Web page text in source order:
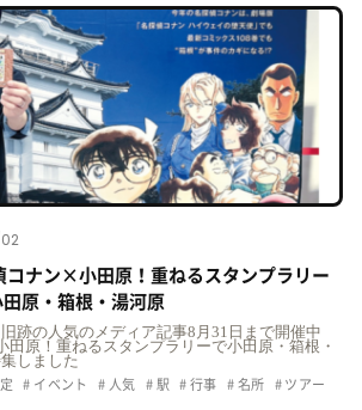
コナン×小田原！重ねるスタンプラリー
田原・箱根・湯河原
跡の人気のメディア記事8月31日まで開催中
田原！重ねるスタンプラリーで小田原・箱根・
しました
イベント 人気 駅 行事 名所 ツアー